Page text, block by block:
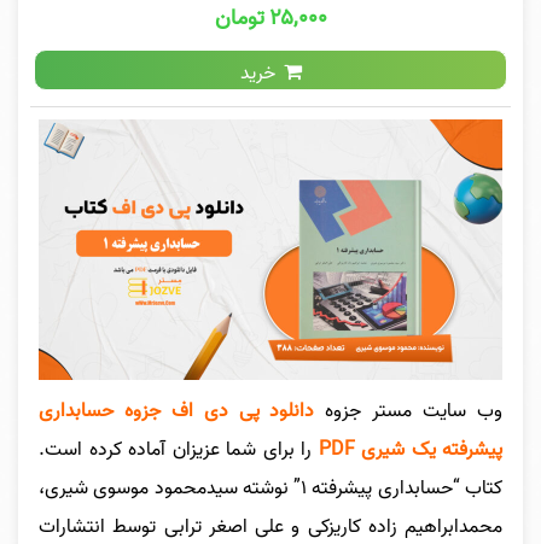
۲۵,۰۰۰ تومان
خرید
وب سایت مستر جزوه دانلود پی دی اف جزوه حسابداری
پیشرفته یک شیری PDF
را برای شما عزیزان آماده کرده است.
کتاب “حسابداری پیشرفته ۱” نوشته سیدمحمود موسوی شیری،
محمدابراهیم زاده کاریزکی و علی اصغر ترابی توسط انتشارات